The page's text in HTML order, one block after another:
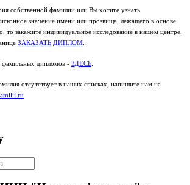
собственной фамилии или Вы хотите узнать
значение имени или прозвища, лежащего в основе
то закажите индивидуальное исследование в нашем центре.
ЗАКАЗАТЬ ДИПЛОМ
фамильных дипломов - ЗДЕСЬ
отсутствует в наших списках, напишите нам на